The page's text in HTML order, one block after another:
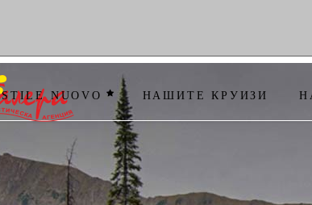
STILE NUOVO НАШИТЕ КРУИЗИ